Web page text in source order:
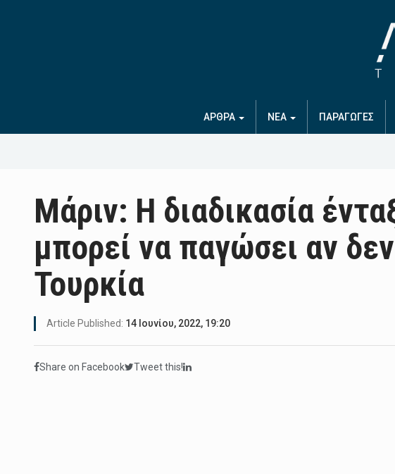
ΑΡΘΡΑ ΝΕΑ ΠΑΡΑΓΩΓΕΣ
Μάριν: Η διαδικασία
μπορεί να παγώσει αν
Τουρκία
Article Published: 14 Ιουνίου, 2022, 19:20
Share on Facebook Tweet this!